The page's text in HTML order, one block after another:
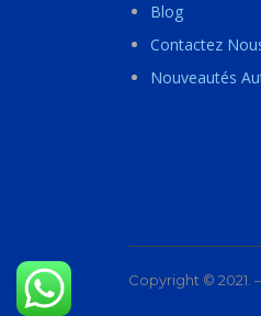
Blog
Contactez
Nouveautés
Copyright © 2021.